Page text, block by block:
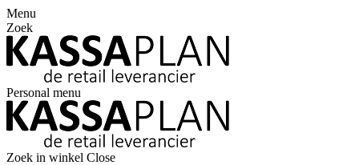
Menu
Zoek
Personal menu
Zoek in winkel Close